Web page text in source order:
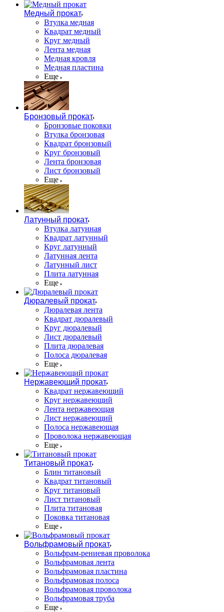
Медный прокат
Втулка медная
Квадрат медный
Круг медный
Лента медная
Медная кровля
Медная пластина
Еще
Бронзовый прокат
Бронзовые поковки
Втулка бронзовая
Квадрат бронзовый
Круг бронзовый
Лента бронзовая
Лист бронзовый
Еще
Латунный прокат
Втулка латунная
Квадрат латунный
Круг латунный
Латунная лента
Латунный лист
Плита латунная
Еще
Дюралевый прокат
Дюралевая лента
Квадрат дюралевый
Круг дюралевый
Лист дюралевый
Плита дюралевая
Полоса дюралевая
Еще
Нержавеющий прокат
Квадрат нержавеющий
Круг нержавеющий
Лента нержавеющая
Лист нержавеющий
Полоса нержавеющая
Проволока нержавеющая
Еще
Титановый прокат
Блин титановый
Квадрат титановый
Круг титановый
Лист титановый
Плита титановая
Поковка титановая
Еще
Вольфрамовый прокат
Вольфрам-рениевая проволока
Вольфрамовая лента
Вольфрамовая пластина
Вольфрамовая полоса
Вольфрамовая проволока
Вольфрамовая труба
Еще